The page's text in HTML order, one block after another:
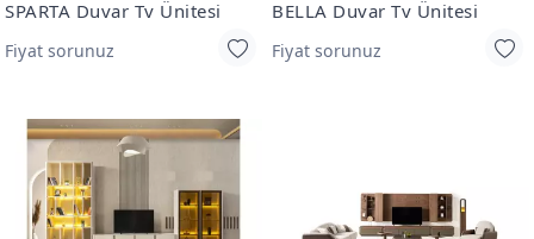
SPARTA Duvar Tv Ünitesi
Fiyat sorunuz
BELLA Duvar Tv Ünitesi
Fiyat sorunuz